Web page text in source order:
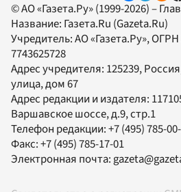
© АО «Газета.Ру» (1999-2026) –
Название: Газета.Ru (Gazeta.Ru)
Учредитель:АО «Газета.Ру», ОГРН
7743625728
Адрес учредителя: 125239,
улица, дом 67
Адрес редакции и издателя:
Варшавское шоссе, д.9, стр.1
Телефон редакции:+7 (495) 785-
Факс:+7 (495) 785-17-01
Электронная почта: